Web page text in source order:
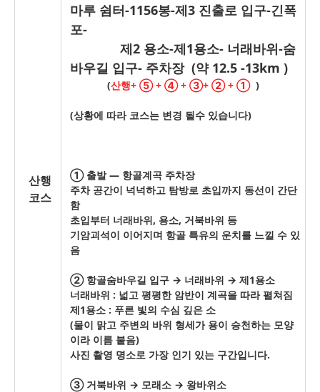
산행
코스
마루 쉼터-1156봉-제3 진출로 입구-긴폭
포-
제2 용소-제1용소- 너래바위-숨
바우길 입구- 주차장 (약 12.5 -13km )
(산행+ ⑤ + ④ + ③+ ② + ① )
(상황에 따라 코스는 변경 될수 있습니다)
① 출발 — 항골계곡 주차장
주차 공간이 넉넉하고 탐방로 초입까지 동선이 간단
함
초입부터 너래바위, 용소, 거북바위 등
기암괴석이 이어지며 항골 특유의 운치를 느낄 수 있
음
② 항골숨바우길 입구 → 너래바위 → 제1용소
너래바위 : 넓고 평평한 암반이 계곡을 따라 펼쳐짐
제1용소 : 푸른 빛의 수심 깊은 소
(물이 맑고 주변의 바위 형세가 용이 승천하는 모양
이라 이름 붙음)
사진 촬영 명소로 가장 인기 있는 구간입니다.
③ 거북바위 → 모래소 → 왕바위소